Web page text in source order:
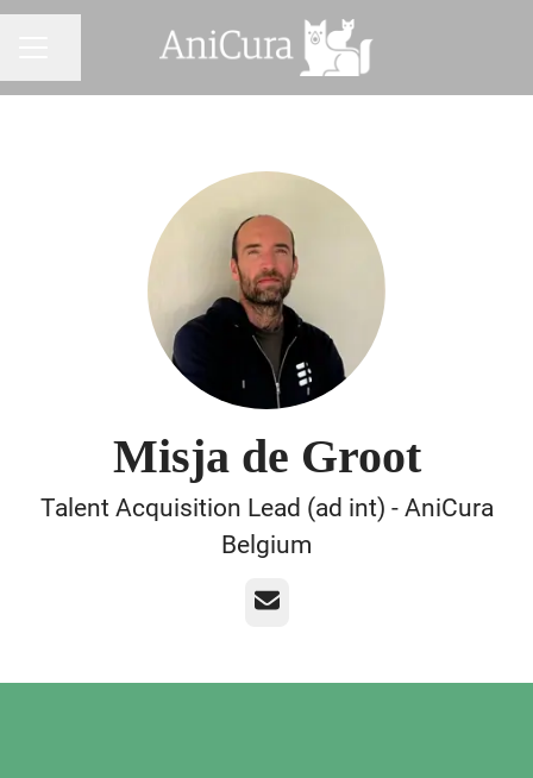
Misja de Groot
Talent Acquisition Lead (ad int) - AniCura
Belgium
E-mailadres